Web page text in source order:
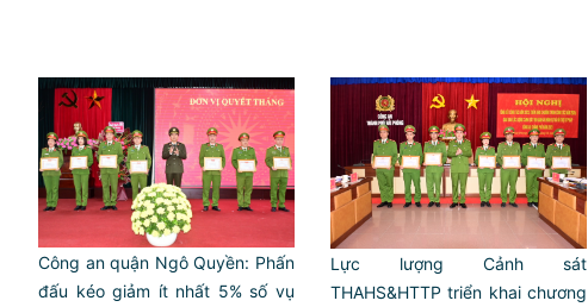
Công an quận Ngô Quyền: Phấn
đấu kéo giảm ít nhất 5% số vụ
Lực lượng Cảnh sát
THAHS&HTTP triển khai chương